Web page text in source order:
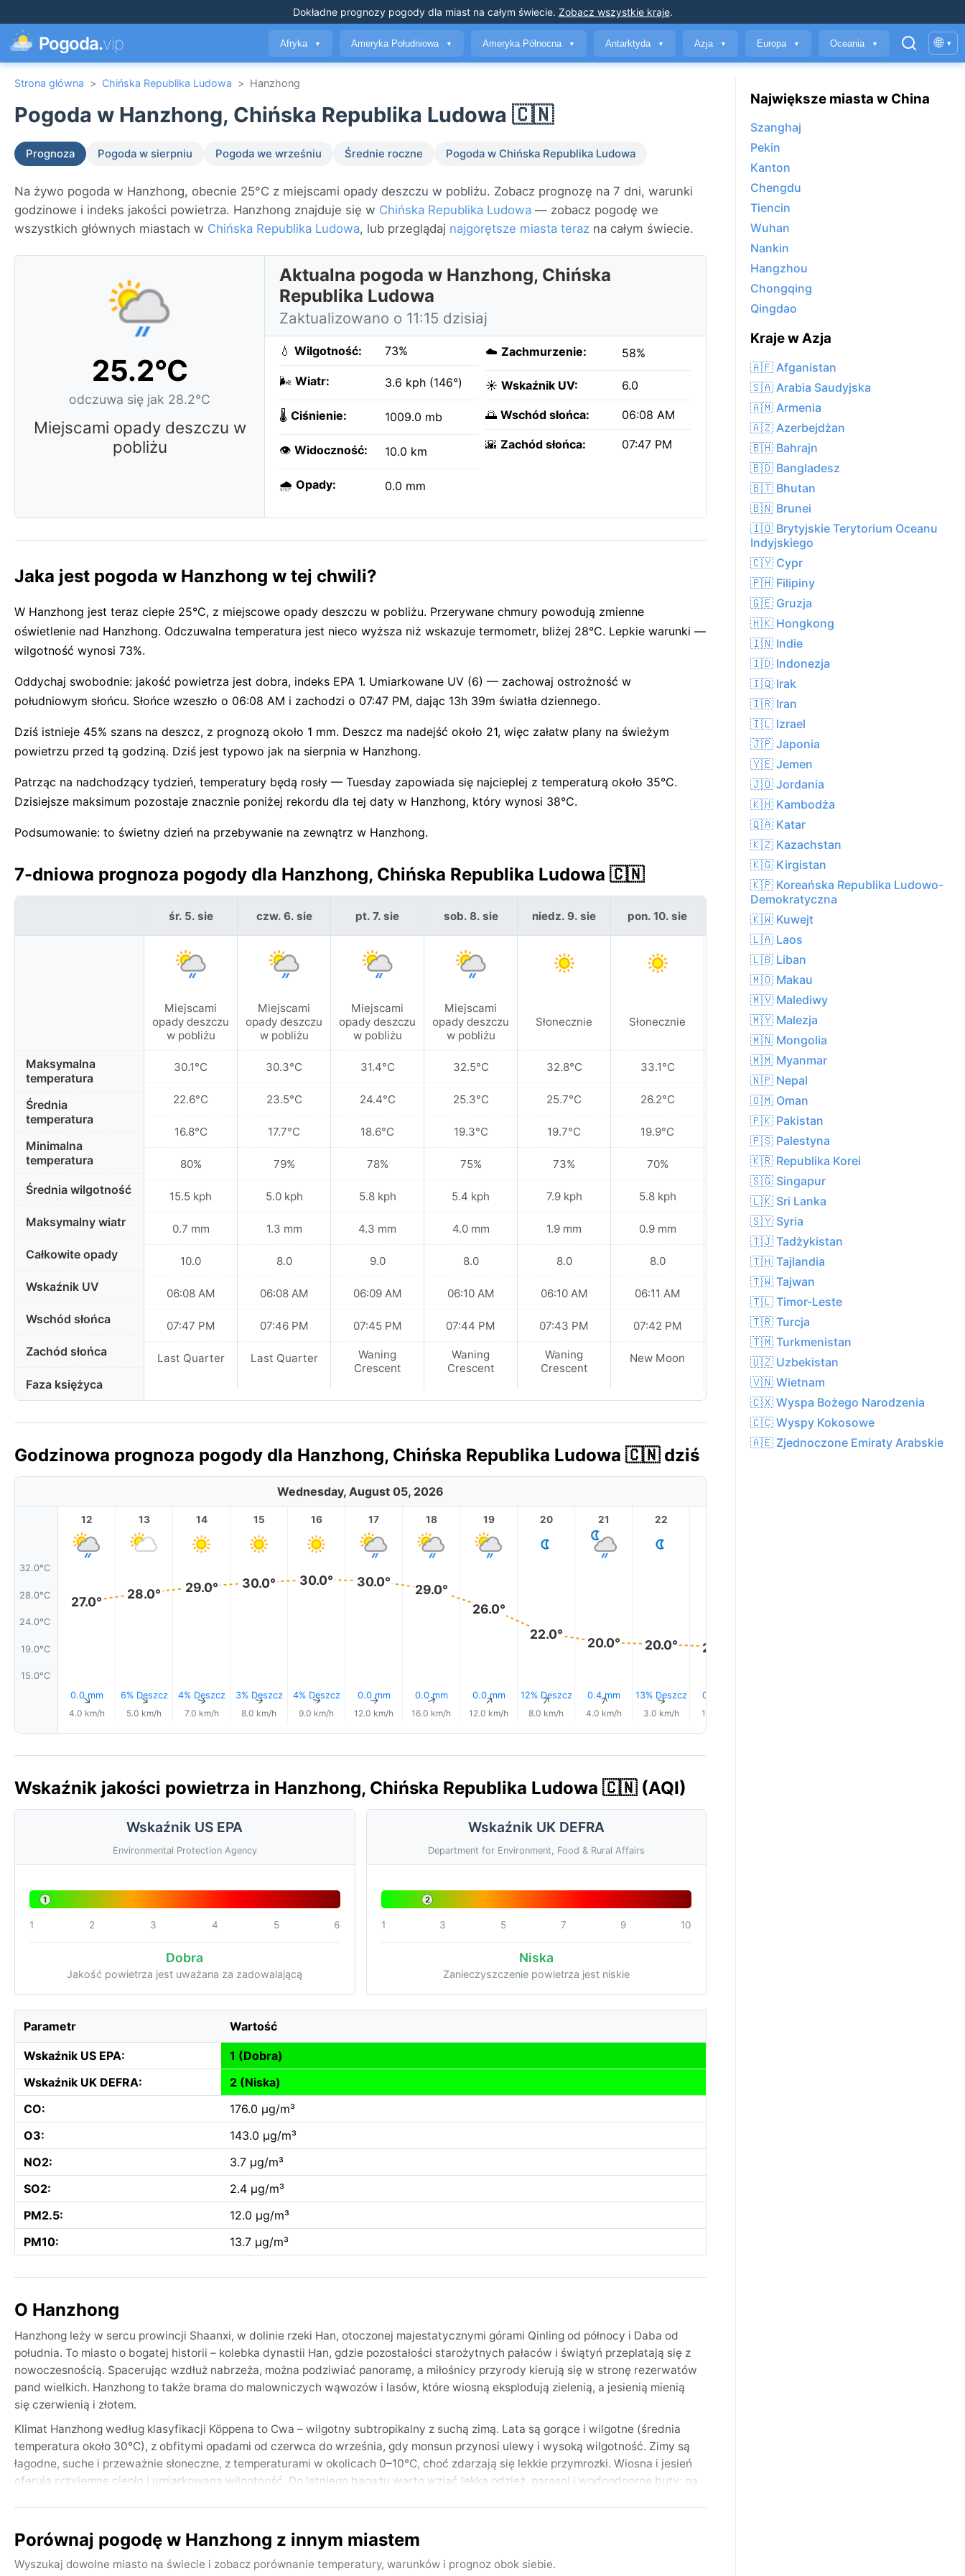
Dokładne prognozy pogodydla miast na całym świecie. Zobacz wszystkie kraje.
Pogoda.vip Afryka ▼ Ameryka Południowa ▼ Ameryka Północna ▼ Antarktyda ▼ Azja ▼ Europa ▼ Oceania ▼ 🌐 ▾
Strona główna > Chińska Republika Ludowa > Hanzhong
Pogoda w Hanzhong, Chińska Republika Ludowa 🇨🇳
Prognoza Pogoda w sierpniu Pogoda we wrześniu Średnie roczne Pogoda w Chińska Republika Ludowa
Na żywo pogoda w Hanzhong, obecnie 25°C z miejscami opady deszczu w pobliżu. Zobacz prognozę na 7 dni, warunki
godzinowe i indeks jakości powietrza. Hanzhong znajduje się w Chińska Republika Ludowa — zobacz pogodę we
wszystkich głównych miastach w Chińska Republika Ludowa, lub przeglądaj najgorętsze miasta teraz na całym świecie.
25.2°C
odczuwa się jak 28.2°C
Miejscami opady deszczu w
pobliżu
Aktualna pogoda w Hanzhong, Chińska
Republika Ludowa
Zaktualizowano o 11:15 dzisiaj
💧 Wilgotność: 73%
🌬️ Wiatr: 3.6 kph (146°)
🌡️ Ciśnienie: 1009.0 mb
👁️ Widoczność: 10.0 km
🌧️ Opady: 0.0 mm
☁️ Zachmurzenie: 58%
☀️ Wskaźnik UV: 6.0
🌅 Wschód słońca: 06:08 AM
🌇 Zachód słońca: 07:47 PM
Jaka jest pogoda w Hanzhong w tej chwili?
W Hanzhong jest teraz ciepłe 25°C, z miejscowe opady deszczu w pobliżu. Przerywane chmury powodują zmienne
oświetlenie nad Hanzhong. Odczuwalna temperatura jest nieco wyższa niż wskazuje termometr, bliżej 28°C. Lepkie warunki —
wilgotność wynosi 73%.
Oddychaj swobodnie: jakość powietrza jest dobra, indeks EPA 1. Umiarkowane UV (6) — zachowaj ostrożność w
południowym słońcu. Słońce wzeszło o 06:08 AM i zachodzi o 07:47 PM, dając 13h 39m światła dziennego.
Dziś istnieje 45% szans na deszcz, z prognozą około 1 mm. Deszcz ma nadejść około 21, więc załatw plany na świeżym
powietrzu przed tą godziną. Dziś jest typowo jak na sierpnia w Hanzhong.
Patrząc na nadchodzący tydzień, temperatury będą rosły — Tuesday zapowiada się najcieplej z temperaturą około 35°C.
Dzisiejsze maksimum pozostaje znacznie poniżej rekordu dla tej daty w Hanzhong, który wynosi 38°C.
Podsumowanie: to świetny dzień na przebywanie na zewnątrz w Hanzhong.
7-dniowa prognoza pogody dla Hanzhong, Chińska Republika Ludowa 🇨🇳
Maksymalna
temperatura
Średnia
temperatura
Minimalna
temperatura
Średnia wilgotność
Maksymalny wiatr
Całkowite opady
Wskaźnik UV
Wschód słońca
Zachód słońca
Faza księżyca
śr. 5. sie
Miejscami
opady deszczu
w pobliżu
30.1°C
22.6°C
16.8°C
80%
15.5 kph
0.7 mm
10.0
06:08 AM
07:47 PM
Last Quarter
czw. 6. sie
Miejscami
opady deszczu
w pobliżu
30.3°C
23.5°C
17.7°C
79%
5.0 kph
1.3 mm
8.0
06:08 AM
07:46 PM
Last Quarter
pt. 7. sie
Miejscami
opady deszczu
w pobliżu
31.4°C
24.4°C
18.6°C
78%
5.8 kph
4.3 mm
9.0
06:09 AM
07:45 PM
Waning
Crescent
sob. 8. sie
Miejscami
opady deszczu
w pobliżu
32.5°C
25.3°C
19.3°C
75%
5.4 kph
4.0 mm
8.0
06:10 AM
07:44 PM
Waning
Crescent
niedz. 9. sie
Słonecznie
32.8°C
25.7°C
19.7°C
73%
7.9 kph
1.9 mm
8.0
06:10 AM
07:43 PM
Waning
Crescent
pon. 10. sie
Słonecznie
33.1°C
26.2°C
19.9°C
70%
5.8 kph
0.9 mm
8.0
06:11 AM
07:42 PM
New Moon
wt. 11. sie
Słonecznie
34.7°C
26.6°C
67%
7.9 kph
0.6 mm
8.0
06:12 AM
07:41 PM
New Moon
Godzinowa prognoza pogody dla Hanzhong, Chińska Republika Ludowa 🇨🇳 dziś
Wednesday, August 05, 2026
32.0°C
28.0°C
24.0°C
19.0°C
15.0°C
12
27.0°
0.0 mm
↑
4.0 km/h
13
28.0°
6% Deszcz
↑
5.0 km/h
14
29.0°
4% Deszcz
↑
7.0 km/h
15
30.0°
3% Deszcz
↑
8.0 km/h
16
30.0°
4% Deszcz
↑
9.0 km/h
17
30.0°
0.0 mm
↑
12.0 km/h
18
29.0°
0.0 mm
↑
16.0 km/h
19
26.0°
0.0 mm
↑
12.0 km/h
20
22.0°
12% Deszcz
↑
8.0 km/h
21
20.0°
0.4 mm
↑
4.0 km/h
22
20.0°
13% Deszcz
↑
3.0 km/h
20.0°
0.2 mm
1.0 km/h
Wskaźnik jakości powietrza in Hanzhong, Chińska Republika Ludowa 🇨🇳 (AQI)
Wskaźnik US EPA
Environmental Protection Agency
1
1 2 3 4 5 6
Dobra
Jakość powietrza jest uważana za zadowalającą
Wskaźnik UK DEFRA
Department for Environment, Food & Rural Affairs
2
1 3 5 7 9 10
Niska
Zanieczyszczenie powietrza jest niskie
Parametr Wartość
Wskaźnik US EPA:
1 (Dobra)
Wskaźnik UK DEFRA:
2 (Niska)
CO:
176.0 µg/m³
O3:
143.0 µg/m³
NO2:
3.7 µg/m³
SO2:
2.4 µg/m³
PM2.5:
12.0 µg/m³
PM10:
13.7 µg/m³
O Hanzhong
Hanzhong leży w sercu prowincji Shaanxi, w dolinie rzeki Han, otoczonej majestatycznymi górami Qinling od północy i Daba od
południa. To miasto o bogatej historii – kolebka dynastii Han, gdzie pozostałości starożytnych pałaców i świątyń przeplatają się z
nowoczesnością. Spacerując wzdłuż nabrzeża, można podziwiać panoramę, a miłośnicy przyrody kierują się w stronę rezerwatów
pand wielkich. Hanzhong to także brama do malowniczych wąwozów i lasów, które wiosną eksplodują zielenią, a jesienią mienią
się czerwienią i złotem.
Klimat Hanzhong według klasyfikacji Köppena to Cwa – wilgotny subtropikalny z suchą zimą. Lata są gorące i wilgotne (średnia
temperatura około 30°C), z obfitymi opadami od czerwca do września, gdy monsun przynosi ulewy i wysoką wilgotność. Zimy są
łagodne, suche i przeważnie słoneczne, z temperaturami w okolicach 0–10°C, choć zdarzają się lekkie przymrozki. Wiosna i jesień
oferują przyjemne ciepło i umiarkowaną wilgotność. Do letniego bagażu warto wziąć lekką odzież, parasol i wodoodporne buty; na
opady najmniej uciążliwe. Lato bywa parne, a padający deszcz potrafi być intensywny – to efekt monsunu
wschodnioazjatyckiego. Zimą mgły często spowijają dolinę rzeki Han, tworząc tajemniczy nastrój, ale śnieg należy do rzadkości.
Porównaj pogodę w Hanzhong z innym miastem
Wyszukaj dowolne miasto na świecie i zobacz porównanie temperatury, warunków i prognoz obok siebie.
Największe miasta w China
Szanghaj
Pekin
Kanton
Chengdu
Tiencin
Wuhan
Nankin
Hangzhou
Chongqing
Qingdao
Kraje w Azja
🇦🇫 Afganistan
🇸🇦 Arabia Saudyjska
🇦🇲 Armenia
🇦🇿 Azerbejdżan
🇧🇭 Bahrajn
🇧🇩 Bangladesz
🇧🇹 Bhutan
🇧🇳 Brunei
🇮🇴 Brytyjskie Terytorium Oceanu
Indyjskiego
🇨🇾 Cypr
🇵🇭 Filipiny
🇬🇪 Gruzja
🇭🇰 Hongkong
🇮🇳 Indie
🇮🇩 Indonezja
🇮🇶 Irak
🇮🇷 Iran
🇮🇱 Izrael
🇯🇵 Japonia
🇾🇪 Jemen
🇯🇴 Jordania
🇰🇭 Kambodża
🇶🇦 Katar
🇰🇿 Kazachstan
🇰🇬 Kirgistan
🇰🇵 Koreańska Republika Ludowo-
Demokratyczna
🇰🇼 Kuwejt
🇱🇦 Laos
🇱🇧 Liban
🇲🇴 Makau
🇲🇻 Malediwy
🇲🇾 Malezja
🇲🇳 Mongolia
🇲🇲 Myanmar
🇳🇵 Nepal
🇴🇲 Oman
🇵🇰 Pakistan
🇵🇸 Palestyna
🇰🇷 Republika Korei
🇸🇬 Singapur
🇱🇰 Sri Lanka
🇸🇾 Syria
🇹🇯 Tadżykistan
🇹🇭 Tajlandia
🇹🇼 Tajwan
🇹🇱 Timor-Leste
🇹🇷 Turcja
🇹🇲 Turkmenistan
🇺🇿 Uzbekistan
🇻🇳 Wietnam
🇨🇽 Wyspa Bożego Narodzenia
🇨🇨 Wyspy Kokosowe
🇦🇪 Zjednoczone Emiraty Arabskie